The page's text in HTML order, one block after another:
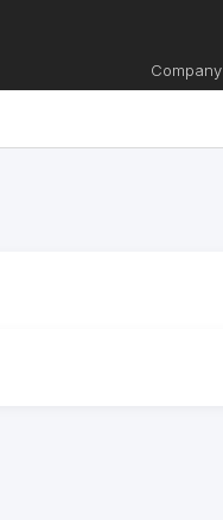
Company